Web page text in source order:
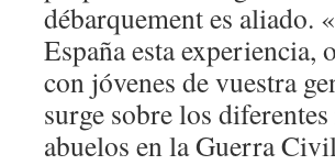
débarquement es aliado.
España esta experiencia,
con jóvenes de vuestra
surge sobre los
abuelos en la Guerra